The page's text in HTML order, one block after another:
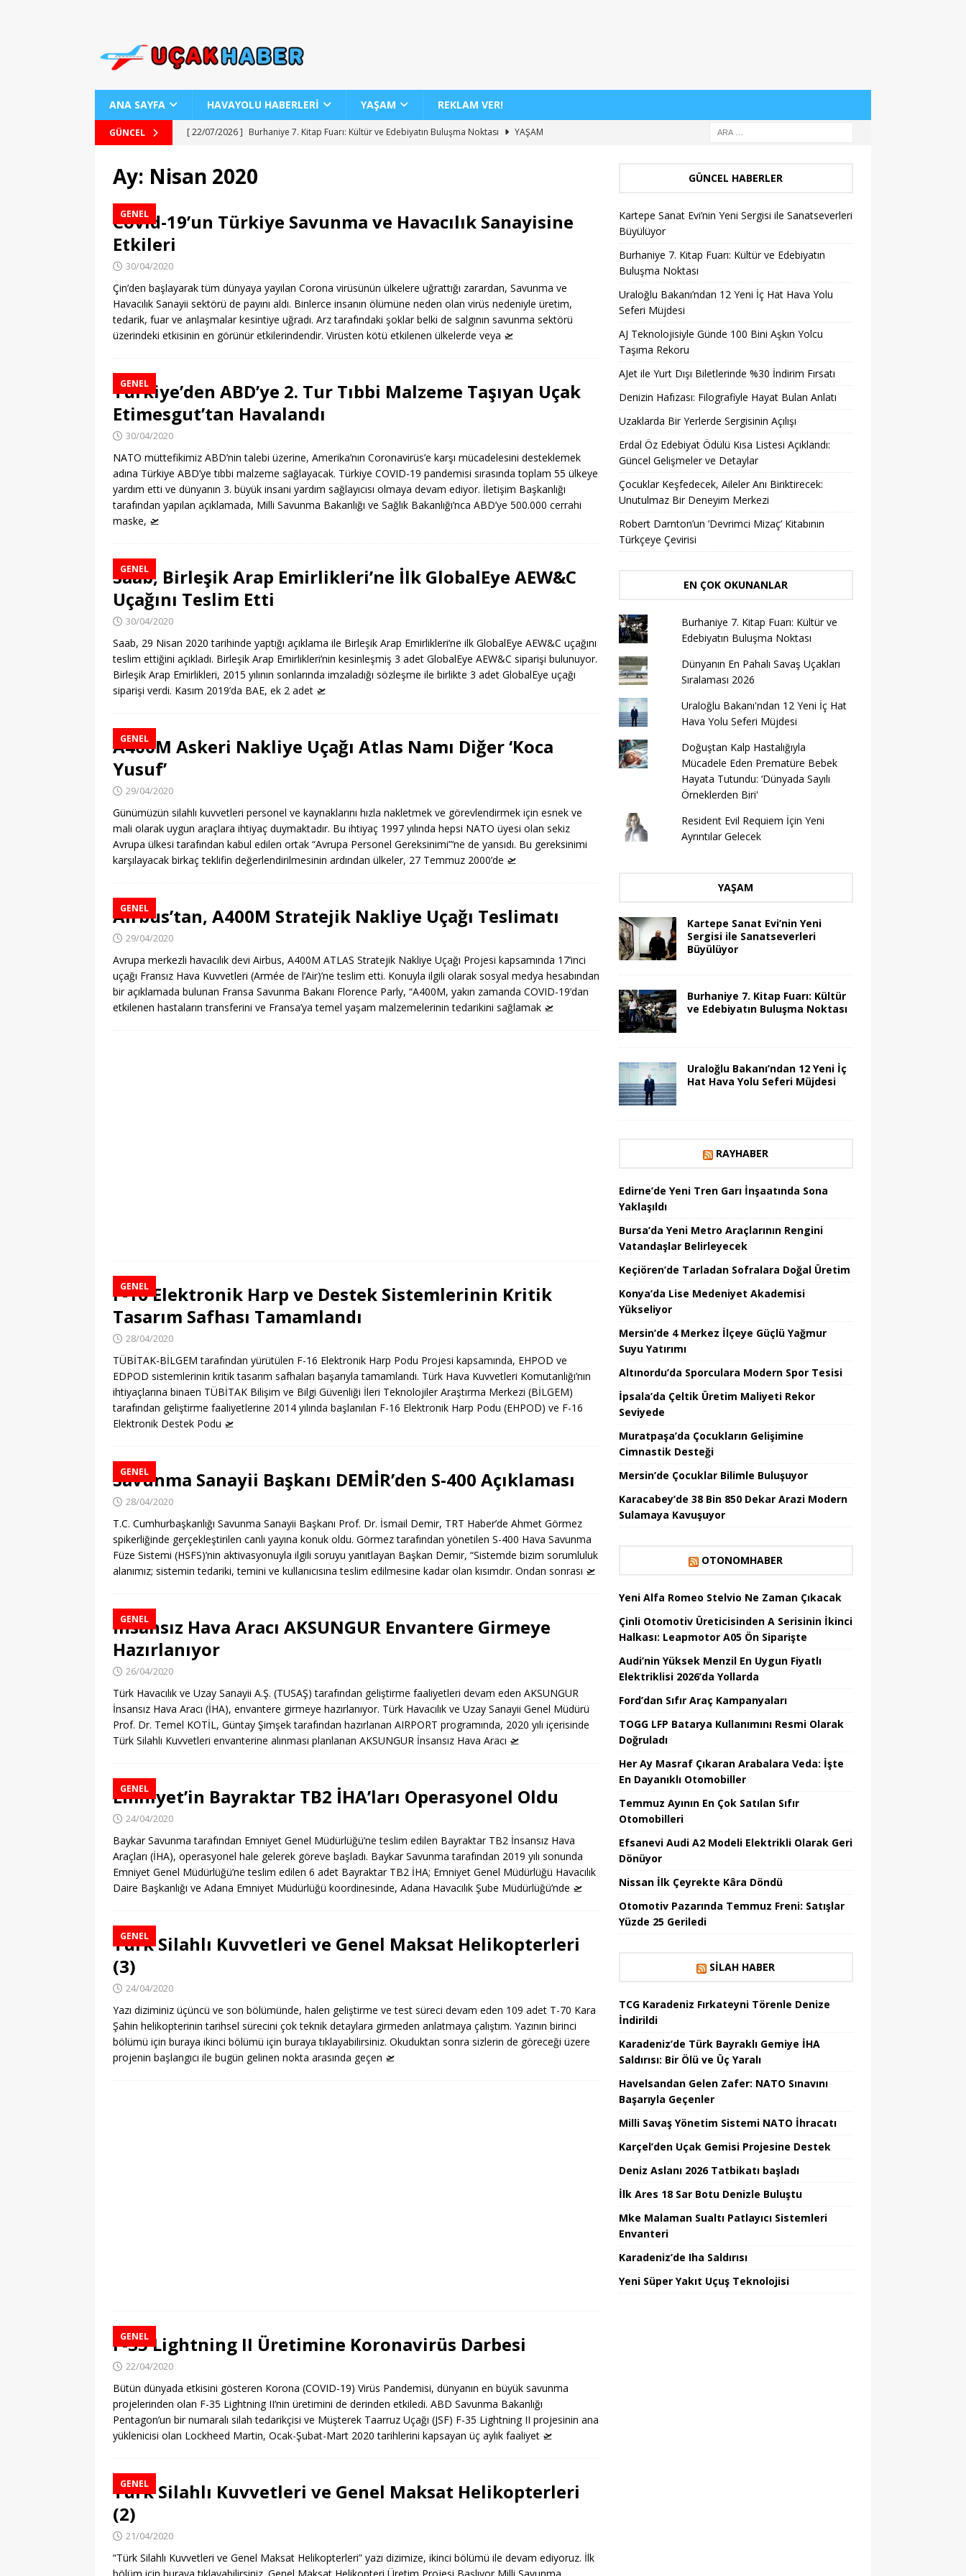
ANA SAYFA HAVAYOLU HABERLERİ YAŞAM REKLAM VER!
GÜNCEL [ 22/07/2026 ] Burhaniye 7. Kitap Fuarı: Kültür ve Edebiyatın Buluşma Noktası
YAŞAM
[ 22/07/2026 ] AJ Teknolojisiyle Günde 100 Bini Aşkın Yolcu Taşıma Rekoru
[ 25/07/2026 ] Kartepe Sanat Evi’nin Yeni Sergisi ile Sanatseverleri Büyülüyor YAŞAM
Ay: Nisan 2020
GENEL
Covid-19’un Türkiye Savunma ve Havacılık Sanayisine
Etkileri
30/04/2020
Çin’den başlayarak tüm dünyaya yayılan Corona virüsünün ülkelere uğrattığı zarardan, Savunma ve
Havacılık Sanayii sektörü de payını aldı. Binlerce insanın ölümüne neden olan virüs nedeniyle üretim,
tedarik, fuar ve anlaşmalar kesintiye uğradı. Arz tarafındaki şoklar belki de salgının savunma sektörü
üzerindeki etkisinin en görünür etkilerindendir. Virüsten kötü etkilenen ülkelerde veya 🛫
GENEL
Türkiye’den ABD’ye 2. Tur Tıbbi Malzeme Taşıyan Uçak
Etimesgut’tan Havalandı
30/04/2020
NATO müttefikimiz ABD’nin talebi üzerine, Amerika’nın Coronavirüs’e karşı mücadelesini desteklemek
adına Türkiye ABD’ye tıbbi malzeme sağlayacak. Türkiye COVID-19 pandemisi sırasında toplam 55 ülkeye
yardım etti ve dünyanın 3. büyük insani yardım sağlayıcısı olmaya devam ediyor. İletişim Başkanlığı
tarafından yapılan açıklamada, Milli Savunma Bakanlığı ve Sağlık Bakanlığı’nca ABD’ye 500.000 cerrahi
maske, 🛫
GENEL
Saab, Birleşik Arap Emirlikleri’ne İlk GlobalEye AEW&C
Uçağını Teslim Etti
30/04/2020
Saab, 29 Nisan 2020 tarihinde yaptığı açıklama ile Birleşik Arap Emirlikleri’ne ilk GlobalEye AEW&C uçağını
teslim ettiğini açıkladı. Birleşik Arap Emirlikleri’nin kesinleşmiş 3 adet GlobalEye AEW&C siparişi bulunuyor.
Birleşik Arap Emirlikleri, 2015 yılının sonlarında imzaladığı sözleşme ile birlikte 3 adet GlobalEye uçağı
siparişi verdi. Kasım 2019’da BAE, ek 2 adet 🛫
GENEL
A400M Askeri Nakliye Uçağı Atlas Namı Diğer ‘Koca
Yusuf’
29/04/2020
Günümüzün silahlı kuvvetleri personel ve kaynaklarını hızla nakletmek ve görevlendirmek için esnek ve
mali olarak uygun araçlara ihtiyaç duymaktadır. Bu ihtiyaç 1997 yılında hepsi NATO üyesi olan sekiz
Avrupa ülkesi tarafından kabul edilen ortak “Avrupa Personel Gereksinimi”‘ne de yansıdı. Bu gereksinimi
karşılayacak birkaç teklifin değerlendirilmesinin ardından ülkeler, 27 Temmuz 2000’de 🛫
GENEL
Airbus’tan, A400M Stratejik Nakliye Uçağı Teslimatı
29/04/2020
Avrupa merkezli havacılık devi Airbus, A400M ATLAS Stratejik Nakliye Uçağı Projesi kapsamında 17’inci
uçağı Fransız Hava Kuvvetleri (Armée de l’Air)’ne teslim etti. Konuyla ilgili olarak sosyal medya hesabından
bir açıklamada bulunan Fransa Savunma Bakanı Florence Parly, “A400M, yakın zamanda COVID-19’dan
etkilenen hastaların transferini ve Fransa’ya temel yaşam malzemelerinin tedarikini sağlamak 🛫
GENEL
F-16 Elektronik Harp ve Destek Sistemlerinin Kritik
Tasarım Safhası Tamamlandı
28/04/2020
TÜBİTAK-BİLGEM tarafından yürütülen F-16 Elektronik Harp Podu Projesi kapsamında, EHPOD ve
EDPOD sistemlerinin kritik tasarım safhaları başarıyla tamamlandı. Türk Hava Kuvvetleri Komutanlığı’nın
ihtiyaçlarına binaen TÜBİTAK Bilişim ve Bilgi Güvenliği İleri Teknolojiler Araştırma Merkezi (BİLGEM)
tarafından geliştirme faaliyetlerine 2014 yılında başlanılan F-16 Elektronik Harp Podu (EHPOD) ve F-16
Elektronik Destek Podu 🛫
GENEL
Savunma Sanayii Başkanı DEMİR’den S-400 Açıklaması
28/04/2020
T.C. Cumhurbaşkanlığı Savunma Sanayii Başkanı Prof. Dr. İsmail Demir, TRT Haber’de Ahmet Görmez
spikerliğinde gerçekleştirilen canlı yayına konuk oldu. Görmez tarafından yönetilen S-400 Hava Savunma
Füze Sistemi (HSFS)’nin aktivasyonuyla ilgili soruyu yanıtlayan Başkan Demir, “Sistemde bizim sorumluluk
alanımız; sistemin tedariki, temini ve kullanıcısına teslim edilmesine kadar olan kısımdır. Ondan sonrası 🛫
GENEL
İnsansız Hava Aracı AKSUNGUR Envantere Girmeye
Hazırlanıyor
26/04/2020
Türk Havacılık ve Uzay Sanayii A.Ş. (TUSAŞ) tarafından geliştirme faaliyetleri devam eden AKSUNGUR
İnsansız Hava Aracı (İHA), envantere girmeye hazırlanıyor. Türk Havacılık ve Uzay Sanayii Genel Müdürü
Prof. Dr. Temel KOTİL, Güntay Şimşek tarafından hazırlanan AIRPORT programında, 2020 yılı içerisinde
Türk Silahlı Kuvvetleri envanterine alınması planlanan AKSUNGUR İnsansız Hava Aracı 🛫
GENEL
Emniyet’in Bayraktar TB2 İHA’ları Operasyonel Oldu
24/04/2020
Baykar Savunma tarafından Emniyet Genel Müdürlüğü’ne teslim edilen Bayraktar TB2 İnsansız Hava
Araçları (İHA), operasyonel hale gelerek göreve başladı. Baykar Savunma tarafından 2019 yılı sonunda
Emniyet Genel Müdürlüğü’ne teslim edilen 6 adet Bayraktar TB2 İHA; Emniyet Genel Müdürlüğü Havacılık
Daire Başkanlığı ve Adana Emniyet Müdürlüğü koordinesinde, Adana Havacılık Şube Müdürlüğü’nde 🛫
GENEL
Türk Silahlı Kuvvetleri ve Genel Maksat Helikopterleri
(3)
24/04/2020
Yazı diziminiz üçüncü ve son bölümünde, halen geliştirme ve test süreci devam eden 109 adet T-70 Kara
Şahin helikopterinin tarihsel sürecini çok teknik detaylara girmeden anlatmaya çalıştım. Yazının birinci
bölümü için buraya ikinci bölümü için buraya tıklayabilirsiniz. Okuduktan sonra sizlerin de göreceği üzere
projenin başlangıcı ile bugün gelinen nokta arasında geçen 🛫
GENEL
F-35 Lightning II Üretimine Koronavirüs Darbesi
22/04/2020
Bütün dünyada etkisini gösteren Korona (COVID-19) Virüs Pandemisi, dünyanın en büyük savunma
projelerinden olan F-35 Lightning II’nin üretimini de derinden etkiledi. ABD Savunma Bakanlığı
Pentagon’un bir numaralı silah tedarikçisi ve Müşterek Taarruz Uçağı (JSF) F-35 Lightning II projesinin ana
yüklenicisi olan Lockheed Martin, Ocak-Şubat-Mart 2020 tarihlerini kapsayan üç aylık faaliyet 🛫
GENEL
Türk Silahlı Kuvvetleri ve Genel Maksat Helikopterleri
(2)
21/04/2020
“Türk Silahlı Kuvvetleri ve Genel Maksat Helikopterleri” yazı dizimize, ikinci bölümü ile devam ediyoruz. İlk
GÜNCEL HABERLER
Kartepe Sanat Evi’nin Yeni Sergisi ile Sanatseverleri
Büyülüyor
Burhaniye 7. Kitap Fuarı: Kültür ve Edebiyatın
Buluşma Noktası
Uraloğlu Bakanı’ndan 12 Yeni İç Hat Hava Yolu
Seferi Müjdesi
AJ Teknolojisiyle Günde 100 Bini Aşkın Yolcu
Taşıma Rekoru
AJet ile Yurt Dışı Biletlerinde %30 İndirim Fırsatı
Denizin Hafızası: Filografiyle Hayat Bulan Anlatı
Uzaklarda Bir Yerlerde Sergisinin Açılışı
Erdal Öz Edebiyat Ödülü Kısa Listesi Açıklandı:
Güncel Gelişmeler ve Detaylar
Çocuklar Keşfedecek, Aileler Anı Biriktirecek:
Unutulmaz Bir Deneyim Merkezi
Robert Darnton’un ’Devrimci Mizaç’ Kitabının
Türkçeye Çevirisi
EN ÇOK OKUNANLAR
Burhaniye 7. Kitap Fuarı: Kültür ve
Edebiyatın Buluşma Noktası
Dünyanın En Pahalı Savaş Uçakları
Sıralaması 2026
Uraloğlu Bakanı'ndan 12 Yeni İç Hat
Hava Yolu Seferi Müjdesi
Doğuştan Kalp Hastalığıyla
Mücadele Eden Prematüre Bebek
Hayata Tutundu: ‘Dünyada Sayılı
Örneklerden Biri'
Resident Evil Requiem İçin Yeni
Ayrıntılar Gelecek
YAŞAM
Kartepe Sanat Evi’nin Yeni
Sergisi ile Sanatseverleri
Büyülüyor
Burhaniye 7. Kitap Fuarı: Kültür
ve Edebiyatın Buluşma Noktası
Uraloğlu Bakanı’ndan 12 Yeni İç
Hat Hava Yolu Seferi Müjdesi
RAYHABER
Edirne’de Yeni Tren Garı İnşaatında Sona
Yaklaşıldı
Bursa’da Yeni Metro Araçlarının Rengini
Vatandaşlar Belirleyecek
Keçiören’de Tarladan Sofralara Doğal Üretim
Konya’da Lise Medeniyet Akademisi
Yükseliyor
Mersin’de 4 Merkez İlçeye Güçlü Yağmur
Suyu Yatırımı
Altınordu’da Sporculara Modern Spor Tesisi
İpsala’da Çeltik Üretim Maliyeti Rekor
Seviyede
Muratpaşa’da Çocukların Gelişimine
Cimnastik Desteği
Mersin’de Çocuklar Bilimle Buluşuyor
Karacabey’de 38 Bin 850 Dekar Arazi Modern
Sulamaya Kavuşuyor
OTONOMHABER
Yeni Alfa Romeo Stelvio Ne Zaman Çıkacak
Çinli Otomotiv Üreticisinden A Serisinin İkinci
Halkası: Leapmotor A05 Ön Siparişte
Audi’nin Yüksek Menzil En Uygun Fiyatlı
Elektriklisi 2026’da Yollarda
Ford’dan Sıfır Araç Kampanyaları
TOGG LFP Batarya Kullanımını Resmi Olarak
Doğruladı
Her Ay Masraf Çıkaran Arabalara Veda: İşte
En Dayanıklı Otomobiller
Temmuz Ayının En Çok Satılan Sıfır
Otomobilleri
Efsanevi Audi A2 Modeli Elektrikli Olarak Geri
Dönüyor
Nissan İlk Çeyrekte Kâra Döndü
Otomotiv Pazarında Temmuz Freni: Satışlar
Yüzde 25 Geriledi
SILAH HABER
TCG Karadeniz Fırkateyni Törenle Denize
İndirildi
Karadeniz’de Türk Bayraklı Gemiye İHA
Saldırısı: Bir Ölü ve Üç Yaralı
Havelsandan Gelen Zafer: NATO Sınavını
Başarıyla Geçenler
Milli Savaş Yönetim Sistemi NATO İhracatı
Karçel’den Uçak Gemisi Projesine Destek
Deniz Aslanı 2026 Tatbikatı başladı
İlk Ares 18 Sar Botu Denizle Buluştu
Mke Malaman Sualtı Patlayıcı Sistemleri
Envanteri
Karadeniz’de Iha Saldırısı
Yeni Süper Yakıt Uçuş Teknolojisi